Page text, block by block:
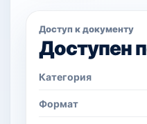
Доступ к документу
Доступен
Категория
Формат